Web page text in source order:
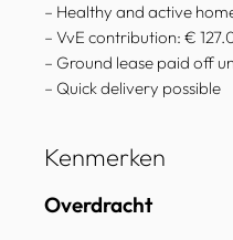
– Healthy and active
– VvE contribution: €
– Ground lease paid off
– Quick delivery possible
Kenmerken
Overdracht